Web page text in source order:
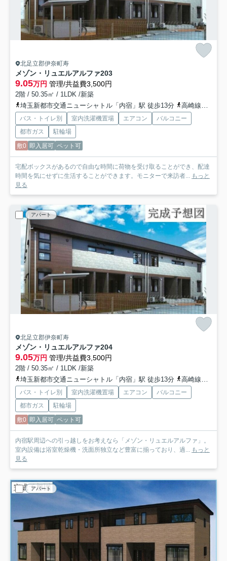
北足立郡伊奈町寿
メゾン・リュエルアルファ203
9.05万円 管理/共益費3,500円
2階 / 50.35㎡ / 1LDK /新築
埼玉新都市交通ニューシャトル「内宿」駅 徒歩13分
高崎線「上尾」駅 バス19分 「六道」 停歩9分
バス・トイレ別 室内洗濯機置場 エアコン
バルコニー
都市ガス
駐輪場
敷0 即入居可 ペット可
宅配ボックスがあるので自由な時間に荷物を受け取ることができ、配達
時間を気にせずに生活することができます。モニターで来訪者... もっと
見る
アパート
北足立郡伊奈町寿
メゾン・リュエルアルファ204
9.05万円 管理/共益費3,500円
2階 / 50.35㎡ / 1LDK /新築
埼玉新都市交通ニューシャトル「内宿」駅 徒歩13分
高崎線「上尾」駅 バス19分 「六道」 停歩9分
バス・トイレ別 室内洗濯機置場 エアコン
バルコニー
都市ガス
駐輪場
敷0 即入居可 ペット可
内宿駅周辺への引っ越しをお考えなら「メゾン・リュエルアルファ」。
室内設備は浴室乾燥機・洗面所独立など豊富に揃っており、過... もっと
見る
アパート